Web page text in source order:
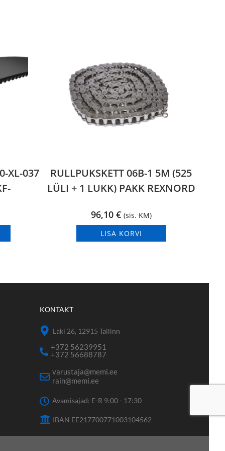
XL-037
RULLPUKSKETT 06B-1 5M (525
LÜLI + 1 LUKK) PAKK REXNORD
96,10 € (sis. KM)
LISA KORVI
KONTAKT
Laki 26, 12915 Tallinn
+372 56239951
+372 56688787
varustaja@memi.ee
rain@memi.ee
Avamisajad: E-R 9:00 - 17:30
IBAN EE217700771003104562